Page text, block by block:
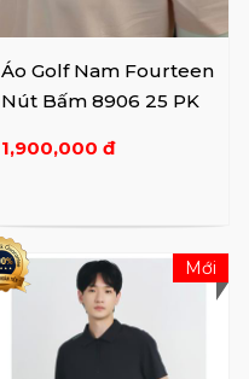
Áo Golf Nam Fourteen
Nút Bấm 8906 25 PK
1,900,000 đ
Mới